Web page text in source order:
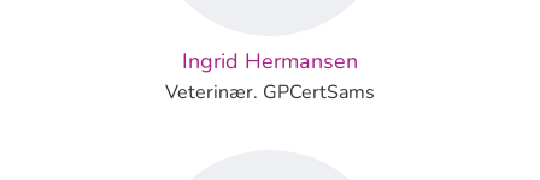
Ingrid Hermansen
Veterinær. GPCertSams